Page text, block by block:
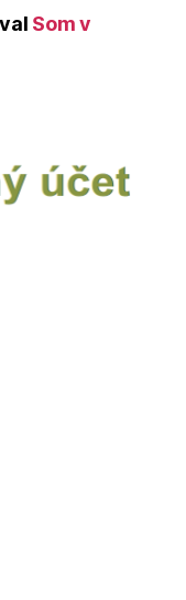
Som v